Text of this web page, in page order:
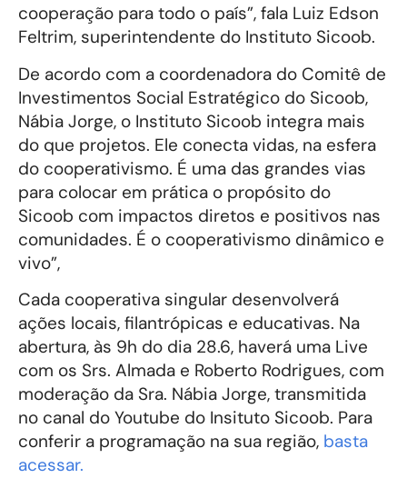
cooperação para todo o país”, fala Luiz Edson
Feltrim, superintendente do Instituto Sicoob.
De acordo com a coordenadora do Comitê de
Investimentos Social Estratégico do Sicoob,
Nábia Jorge, o Instituto Sicoob integra mais
do que projetos. Ele conecta vidas, na esfera
do cooperativismo. É uma das grandes vias
para colocar em prática o propósito do
Sicoob com impactos diretos e positivos nas
comunidades. É o cooperativismo dinâmico e
vivo”,
Cada cooperativa singular desenvolverá
ações locais, filantrópicas e educativas. Na
abertura, às 9h do dia 28.6, haverá uma Live
com os Srs. Almada e Roberto Rodrigues, com
moderação da Sra. Nábia Jorge, transmitida
no canal do Youtube do Insituto Sicoob. Para
conferir a programação na sua região, basta
acessar.